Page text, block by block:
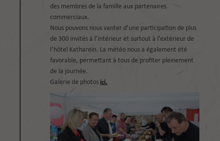
des membres de la famille aux partenaires
commerciaux.
Nous pouvons nous vanter d’une participation de plus
de 300 invités à l’intérieur et surtout à l’extérieur de
l’hôtel Katharein. La météo nous a également été
favorable, permettant à tous de profiter pleinement
de la journée.
Galerie de photosici.